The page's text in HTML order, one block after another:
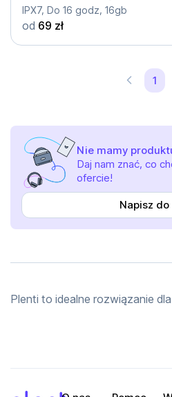
IPX7, Do 16 godz, 16gb
od 69 zł
1
Nie mamy
Daj nam znać, co
ofercie!
Napisz do
Plenti to idealne rozwiązanie
zadbać o swoją kondycję i
niezależnie od warunków